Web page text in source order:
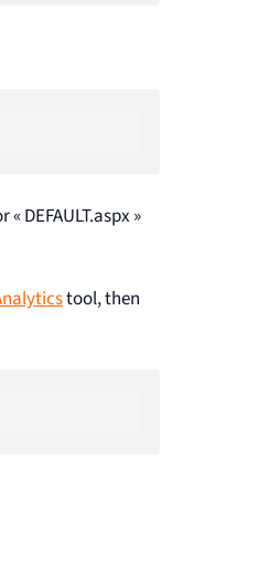
DEFAULT.aspx »
tool, then